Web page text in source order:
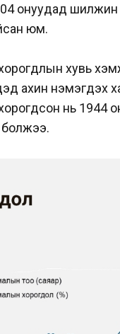
онуудад
юм.
хувь
ахин
нь 1944